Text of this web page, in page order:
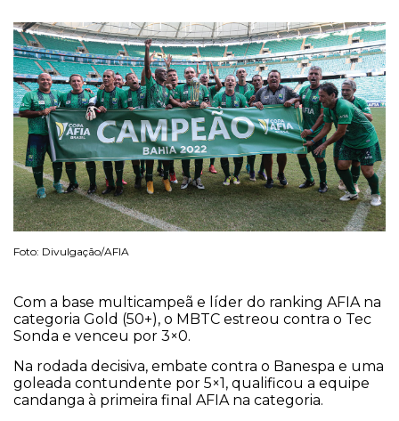
Foto: Divulgação/AFIA
Com a base multicampeã e líder do ranking AFIA na
categoria Gold (50+), o MBTC estreou contra o Tec
Sonda e venceu por 3×0.
Na rodada decisiva, embate contra o Banespa e uma
goleada contundente por 5×1, qualificou a equipe
candanga à primeira final AFIA na categoria.